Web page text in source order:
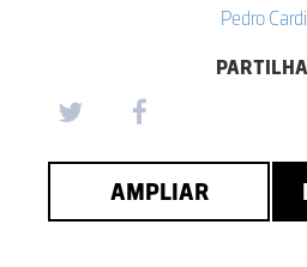
Pedro
AMPLIAR